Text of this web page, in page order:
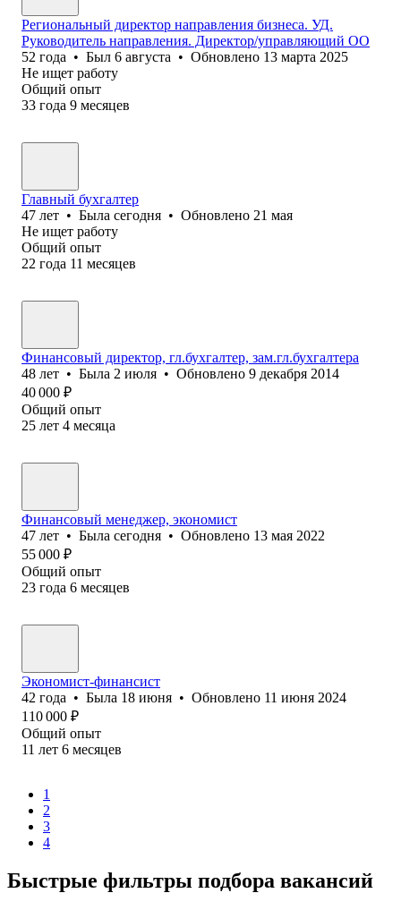
Региональный директор направления бизнеса. УД.
Руководитель направления. Директор/управляющий ОО
52 года • Был 6 августа • Обновлено 13 марта 2025
Не ищет работу
Общий опыт
33 года 9 месяцев
Главный бухгалтер
47 лет • Была сегодня • Обновлено 21 мая
Не ищет работу
Общий опыт
22 года 11 месяцев
Финансовый директор, гл.бухгалтер, зам.гл.бухгалтера
48 лет • Была 2 июля • Обновлено 9 декабря 2014
40 000 ₽
Общий опыт
25 лет 4 месяца
Финансовый менеджер, экономист
47 лет • Была сегодня • Обновлено 13 мая 2022
55 000 ₽
Общий опыт
23 года 6 месяцев
Экономист-финансист
42 года • Была 18 июня • Обновлено 11 июня 2024
110 000 ₽
Общий опыт
11 лет 6 месяцев
1
2
3
4
Быстрые фильтры подбора вакансий